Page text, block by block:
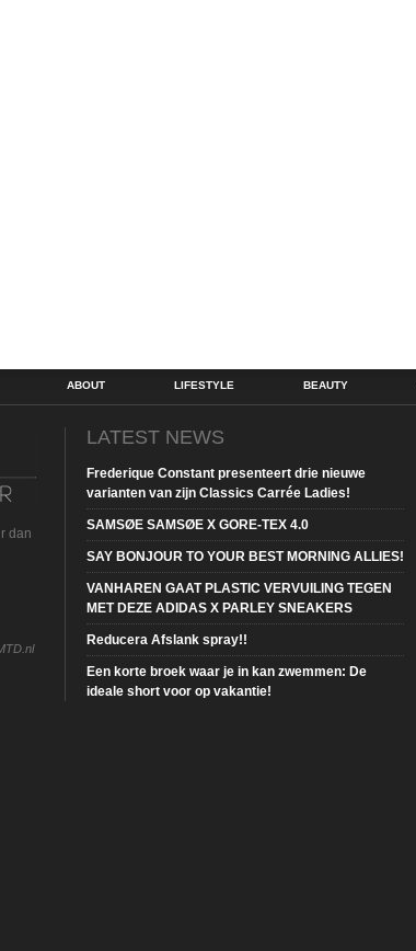
ABOUT LIFESTYLE BEAUTY
dan
LATEST NEWS
Frederique Constant presenteert drie nieuwe
varianten van zijn Classics Carrée Ladies!
SAMSØE SAMSØE X GORE-TEX 4.0
SAY BONJOUR TO YOUR BEST MORNING ALLIES!
VANHAREN GAAT PLASTIC VERVUILING TEGEN
MET DEZE ADIDAS X PARLEY SNEAKERS
Reducera Afslank spray!!
Een korte broek waar je in kan zwemmen: De
ideale short voor op vakantie!